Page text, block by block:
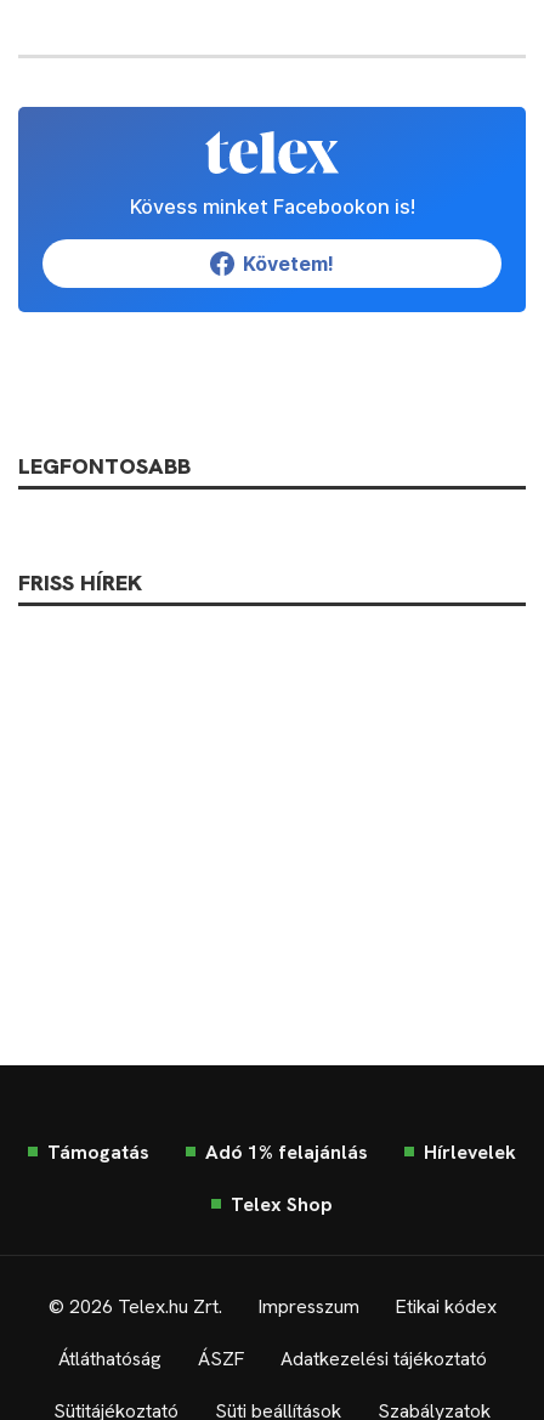
Kövess minket Facebookon is!
Követem!
LEGFONTOSABB
FRISS HÍREK
Támogatás Adó 1% felajánlás Hírlevelek
Telex Shop
© 2026 Telex.hu Zrt. Impresszum Etikai kódex
Átláthatóság ÁSZF Adatkezelési tájékoztató
Sütitájékoztató Süti beállítások Szabályzatok